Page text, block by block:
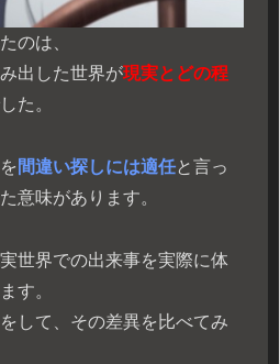
のは、
出した世界が現実とどの程
た。
間違い探しには適任と言っ
意味があります。
世界での出来事を実際に体
す。
して、その差異を比べてみ